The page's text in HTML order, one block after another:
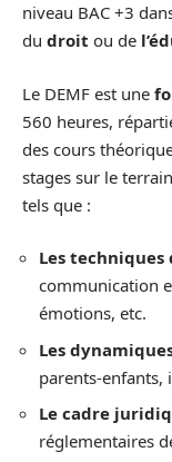
niveau BAC +3
du droit ou de
Le DEMF est une
560 heures,
des cours
stages sur le
tels que :
Les
communication
émotions, etc.
Les
parents-enfants,
Le cadre
réglementaires